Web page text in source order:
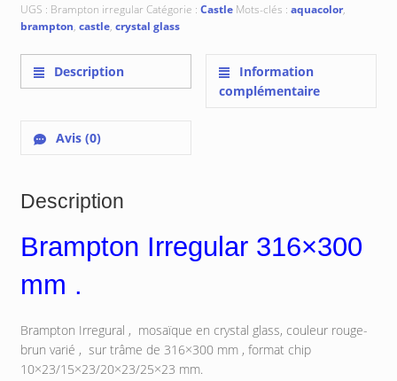
UGS : Brampton irregular Catégorie : Castle Mots-clés : aquacolor,
brampton, castle, crystal glass
Description
Information
complémentaire
Avis (0)
Description
Brampton Irregular 316×300
mm .
Brampton Irregural , mosaïque en crystal glass, couleur rouge-
brun varié , sur trâme de 316×300 mm , format chip
10×23/15×23/20×23/25×23 mm.